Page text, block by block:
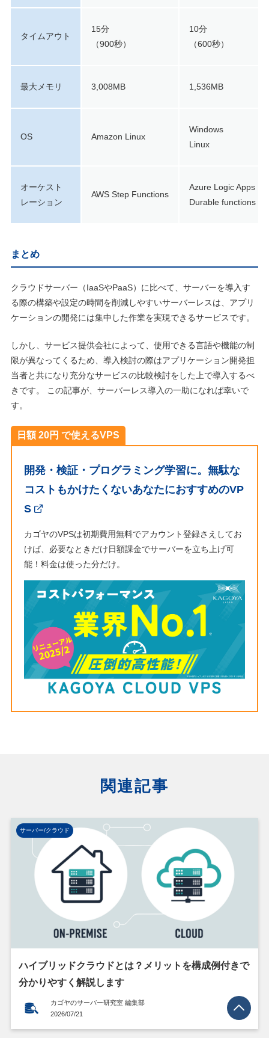
タイムアウト
15分
（900秒）
10分
（600秒）
最大メモリ 3,008MB 1,536MB
OS Amazon Linux
Windows
Linux
オーケスト
レーション
AWS Step Functions
Azure Logic Apps
Durable functions
まとめ
クラウドサーバー（IaaSやPaaS）に比べて、サーバーを導入す
る際の構築や設定の時間を削減しやすいサーバーレスは、アプリ
ケーションの開発には集中した作業を実現できるサービスです。
しかし、サービス提供会社によって、使用できる言語や機能の制
限が異なってくるため、導入検討の際はアプリケーション開発担
当者と共になり充分なサービスの比較検討をした上で導入するべ
きです。 この記事が、サーバーレス導入の一助になれば幸いで
す。
日額 20円 で使えるVPS
開発・検証・プログラミング学習に。無駄な
コストもかけたくないあなたにおすすめのVP
S
カゴヤのVPSは初期費用無料でアカウント登録さえしてお
けば、必要なときだけ日額課金でサーバーを立ち上げ可
能！料金は使った分だけ。
関連記事
サーバー/クラウド
ハイブリッドクラウドとは？メリットを構成例付きで
分かりやすく解説します
カゴヤのサーバー研究室 編集部
2026/07/21